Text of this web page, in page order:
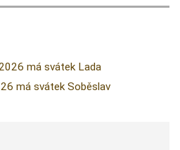
má svátek Lada
má svátek Soběslav